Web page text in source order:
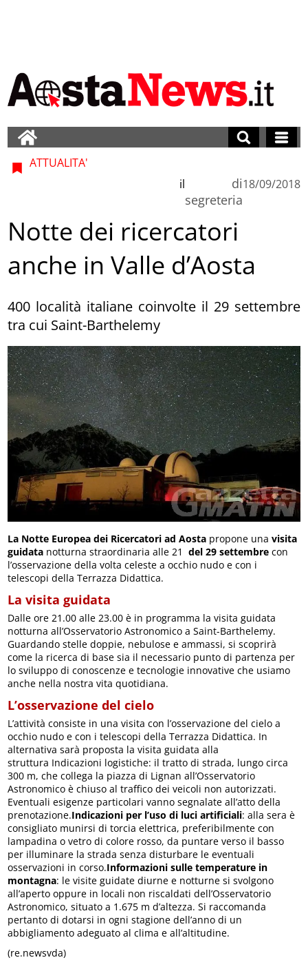
ATTUALITA'
di
segreteria
il 18/09/2018
Notte dei ricercatori
anche in Valle d’Aosta
400 località italiane coinvolte il 29 settembre
tra cui Saint-Barthelemy
La Notte Europea dei Ricercatori ad Aosta propone unavisita
guidata notturna straordinaria alle 21 del 29 settembrecon
l’osservazione della volta celeste a occhio nudo e con i
telescopi della Terrazza Didattica.
La visita guidata
Dalle ore 21.00 alle 23.00 è in programma la visita guidata
notturna all’Osservatorio Astronomico a Saint-Barthelemy.
Guardando stelle doppie, nebulose e ammassi, si scoprirà
come la ricerca di base sia il necessario punto di partenza per
lo sviluppo di conoscenze e tecnologie innovative che usiamo
anche nella nostra vita quotidiana.
L’osservazione del cielo
L’attività consiste in una visita con l’osservazione del cielo a
occhio nudo e con i telescopi della Terrazza Didattica. In
alternativa sarà proposta la visita guidata alla
struttura Indicazioni logistiche: il tratto di strada, lungo circa
300 m, che collega la piazza di Lignan all’Osservatorio
Astronomico è chiuso al traffico dei veicoli non autorizzati.
Eventuali esigenze particolari vanno segnalate all’atto della
prenotazione.Indicazioni per l’uso di luci artificiali: alla sera è
consigliato munirsi di torcia elettrica, preferibilmente con
lampadina o vetro di colore rosso, da puntare verso il basso
per illuminare la strada senza disturbare le eventuali
osservazioni in corso.Informazioni sulle temperature in
montagna: le visite guidate diurne e notturne si svolgono
all’aperto oppure in locali non riscaldati dell’Osservatorio
Astronomico, situato a 1.675 m d’altezza. Si raccomanda
pertanto di dotarsi in ogni stagione dell’anno di un
abbigliamento adeguato al clima e all’altitudine.
(re.newsvda)